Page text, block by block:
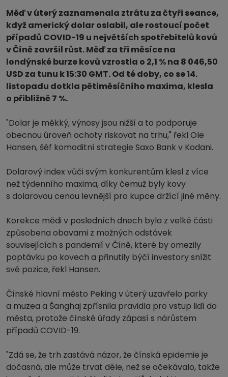
Měď v úterý zaznamenala ztrátu za čtyři seance,
když americký dolar oslabil, ale rostoucí počet
případů COVID-19 u největších spotřebitelů kovů
v Číně završil růst. Měď za tři měsíce na
londýnské burze kovů vzrostla o 2,1 % na 8 046,50
USD za tunu k 15:30 GMT. Od té doby, co se 14.
listopadu dotkla pětiměsíčního maxima, klesla
o přibližně 7 %.
"Dolar je měkký, výnosy jsou nižší a to podporuje
obecnou úroveň ochoty riskovat na trhu," řekl Ole
Hansen, šéf komoditní strategie Saxo Bank v Kodani.
Dolarový index vůči svým konkurentům klesl z více
než týdenního maxima, díky čemuž byly kovy
s dolarovou cenou levnější pro kupce držící jiné měny.
Korekce mědi v posledních dnech byla z velké části
způsobena obavami z možných odstávek
souvisejících s pandemií v Číně, které by omezily
poptávku po kovech a přinutily býčí investory snížit
své pozice, řekl Hansen.
Čínské hlavní město Peking v úterý uzavřelo parky
a muzea a Šanghaj zpřísnila pravidla pro vstup lidí do
města, protože čínské úřady zápasí s nárůstem
případů COVID-19.
"Zdá se, že trh zastává názor, že čínská epidemie je
dočasná, ale může trvat déle, než se očekávalo, takže